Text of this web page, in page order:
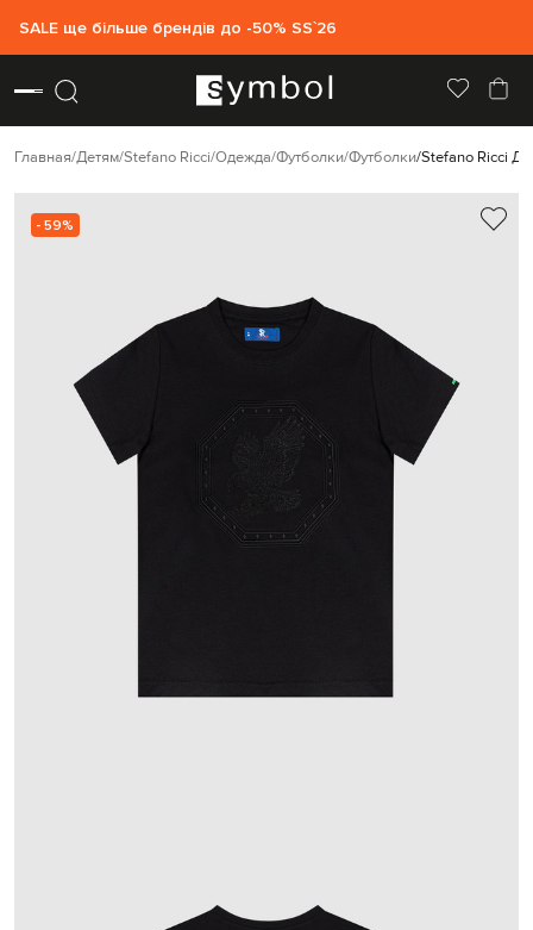
SALE ще більше брендів до -50% SS`26
Главная Детям Stefano Ricci Одежда Футболки Футболки Stefano Ricci
- 59%